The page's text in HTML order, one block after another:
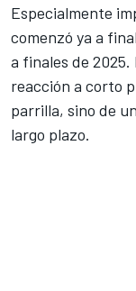
Especialmente
comenzó ya a
a finales de
reacción a corto
parrilla, sino de
largo plazo.